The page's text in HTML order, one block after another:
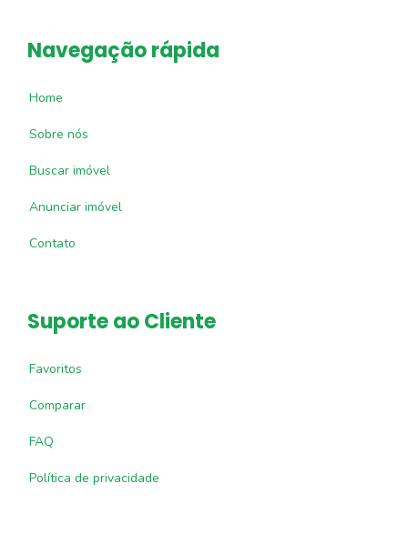
Navegação rápida
Home
Sobre nós
Buscar imóvel
Anunciar imóvel
Contato
Suporte ao Cliente
Favoritos
Comparar
FAQ
Política de privacidade